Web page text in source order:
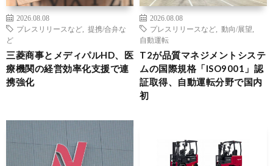
2026.08.08
プレスリリースなど
提携/合弁な
ど
三菱商事とメディパルHD、医
療機関の経営効率化支援で連
携強化
2026.08.08
プレスリリースなど
動向/展望
自動運転
T2が品質マネジメントシステ
ムの国際規格「ISO9001」認
証取得、自動運転分野で国内
初